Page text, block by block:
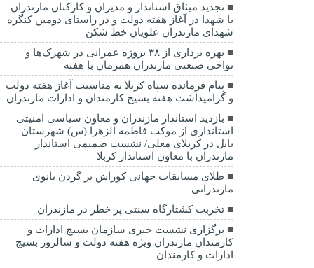
تجدید میثاق استاندار و مدیران و کارکنان مازندران
با شهدا در آغاز هفته دولت و در راستای دومین کنگره
شهدای مازندران علویان خط شکن
بهره برداری از ۳۸ بروژه عمرانی در شهرک‌ها و
نواحی صنعتی مازندران همزمان با هفته
پیام فرمانده سپاه کربلا به مناسبت آغاز هفته دولت
و گرامیداشت هفته بسیج کارمندان و ادارات مازندران
بازدید استاندار مازندران و معاون سیاسی امنیتی
استانداری از موکب فاطمه الزهرا (س) شهرستان
بابل در کربلای معلی/ نشست صمیمی استاندار
مازندران با معاون استاندار کربلا
طلای مسابقات جهانی کوراش بر گردن بانوی
مازندرانی
تخربب کشتارگاه سنتی پر خطر در مازندران
برگزاری نشست خبری سازمان بسیج ادارات و
کارمندان مازندران ویژه هفته دولت و سالروز بسیج
ادارات و کارمندان